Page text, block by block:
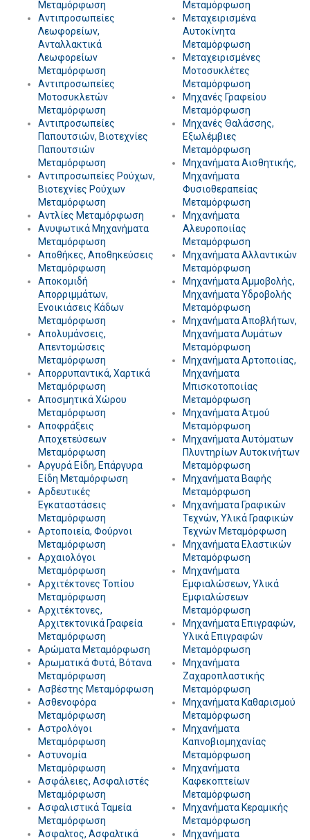
Μεταμόρφωση
Αντιπροσωπείες
Λεωφορείων,
Ανταλλακτικά
Λεωφορείων
Μεταμόρφωση
Αντιπροσωπείες
Μοτοσυκλετών
Μεταμόρφωση
Αντιπροσωπείες
Παπουτσιών, Βιοτεχνίες
Παπουτσιών
Μεταμόρφωση
Αντιπροσωπείες Ρούχων,
Βιοτεχνίες Ρούχων
Μεταμόρφωση
Αντλίες Μεταμόρφωση
Ανυψωτικά Μηχανήματα
Μεταμόρφωση
Αποθήκες, Αποθηκεύσεις
Μεταμόρφωση
Αποκομιδή
Απορριμμάτων,
Ενοικιάσεις Κάδων
Μεταμόρφωση
Απολυμάνσεις,
Απεντομώσεις
Μεταμόρφωση
Απορρυπαντικά, Χαρτικά
Μεταμόρφωση
Αποσμητικά Χώρου
Μεταμόρφωση
Αποφράξεις
Αποχετεύσεων
Μεταμόρφωση
Αργυρά Είδη, Επάργυρα
Είδη Μεταμόρφωση
Αρδευτικές
Εγκαταστάσεις
Μεταμόρφωση
Αρτοποιεία, Φούρνοι
Μεταμόρφωση
Αρχαιολόγοι
Μεταμόρφωση
Αρχιτέκτονες Τοπίου
Μεταμόρφωση
Αρχιτέκτονες,
Αρχιτεκτονικά Γραφεία
Μεταμόρφωση
Αρώματα Μεταμόρφωση
Αρωματικά Φυτά, Βότανα
Μεταμόρφωση
Ασβέστης Μεταμόρφωση
Ασθενοφόρα
Μεταμόρφωση
Αστρολόγοι
Μεταμόρφωση
Αστυνομία
Μεταμόρφωση
Ασφάλειες, Ασφαλιστές
Μεταμόρφωση
Ασφαλιστικά Ταμεία
Μεταμόρφωση
Άσφαλτος, Ασφαλτικά
Μεταμόρφωση
Μεταχειρισμένα
Αυτοκίνητα
Μεταμόρφωση
Μεταχειρισμένες
Μοτοσυκλέτες
Μεταμόρφωση
Μηχανές Γραφείου
Μεταμόρφωση
Μηχανές Θαλάσσης,
Εξωλέμβιες
Μεταμόρφωση
Μηχανήματα Αισθητικής,
Μηχανήματα
Φυσιοθεραπείας
Μεταμόρφωση
Μηχανήματα
Αλευροποιίας
Μεταμόρφωση
Μηχανήματα Αλλαντικών
Μεταμόρφωση
Μηχανήματα Αμμοβολής,
Μηχανήματα Υδροβολής
Μεταμόρφωση
Μηχανήματα Αποβλήτων,
Μηχανήματα Λυμάτων
Μεταμόρφωση
Μηχανήματα Αρτοποιίας,
Μηχανήματα
Μπισκοτοποιίας
Μεταμόρφωση
Μηχανήματα Ατμού
Μεταμόρφωση
Μηχανήματα Αυτόματων
Πλυντηρίων Αυτοκινήτων
Μεταμόρφωση
Μηχανήματα Βαφής
Μεταμόρφωση
Μηχανήματα Γραφικών
Τεχνών, Υλικά Γραφικών
Τεχνών Μεταμόρφωση
Μηχανήματα Ελαστικών
Μεταμόρφωση
Μηχανήματα
Εμφιαλώσεων, Υλικά
Εμφιαλώσεων
Μεταμόρφωση
Μηχανήματα Επιγραφών,
Υλικά Επιγραφών
Μεταμόρφωση
Μηχανήματα
Ζαχαροπλαστικής
Μεταμόρφωση
Μηχανήματα Καθαρισμού
Μεταμόρφωση
Μηχανήματα
Καπνοβιομηχανίας
Μεταμόρφωση
Μηχανήματα
Καφεκοπτείων
Μεταμόρφωση
Μηχανήματα Κεραμικής
Μεταμόρφωση
Μηχανήματα